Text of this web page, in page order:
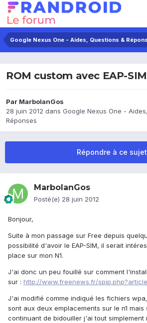
Google Nexus One - Aides, Questions &
ROM custom avec EAP-SIM
Par MarbolanGos
28 juin 2012 dans Google Nexus One -
Réponses
Répondre à ce sujet
MarbolanGos
Posté(e) 28 juin 2012
Bonjour,
Suite à mon passage sur Free depuis
possibilité d'avoir le EAP-SIM, il serait
place sur mon N1.
J'ai donc un peu fouillé sur comment
sur : http://www.freenews.fr/
J'ai modifié comme indiqué les fichiers
sont aux deux emplacements sur le n1 mais
continuant de bidouiller j'ai tout simplement